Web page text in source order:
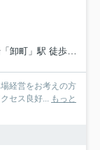
町」駅 徒歩40分
経営をお考えの方
セス良好... もっと